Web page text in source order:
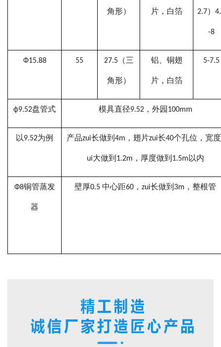
角形） 片， 白箔 2.7）
-8
Ф15.88 55 27.5（三
角形）
铝、铜翅
片， 白箔
5-7.5
ф9.52盘管式 模具直径9.52，外园100mm
以9.52为例 产品zui长做到 4m，翅片zui长40个孔位，宽度
ui大做到1.2m，厚度做到1.5m以内
Ф8铜管蒸发
器
壁厚0.5 中心距60， zui长做到3m，整根管